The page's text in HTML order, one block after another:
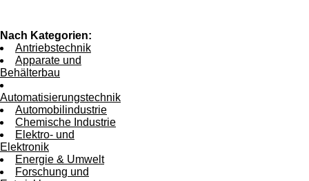
Nach Kategorien:
Antriebstechnik
Apparate und
Behälterbau
Automatisierungstechnik
Automobilindustrie
Chemische Industrie
Elektro- und
Elektronik
Energie & Umwelt
Forschung und